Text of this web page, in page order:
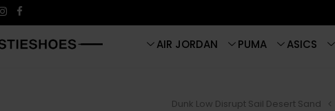
ASICS
PUMA
AIR JORDAN
Dunk Low Disrupt Sail Desert Sand